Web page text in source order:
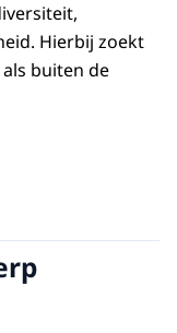
Hierbij zoekt
buiten de